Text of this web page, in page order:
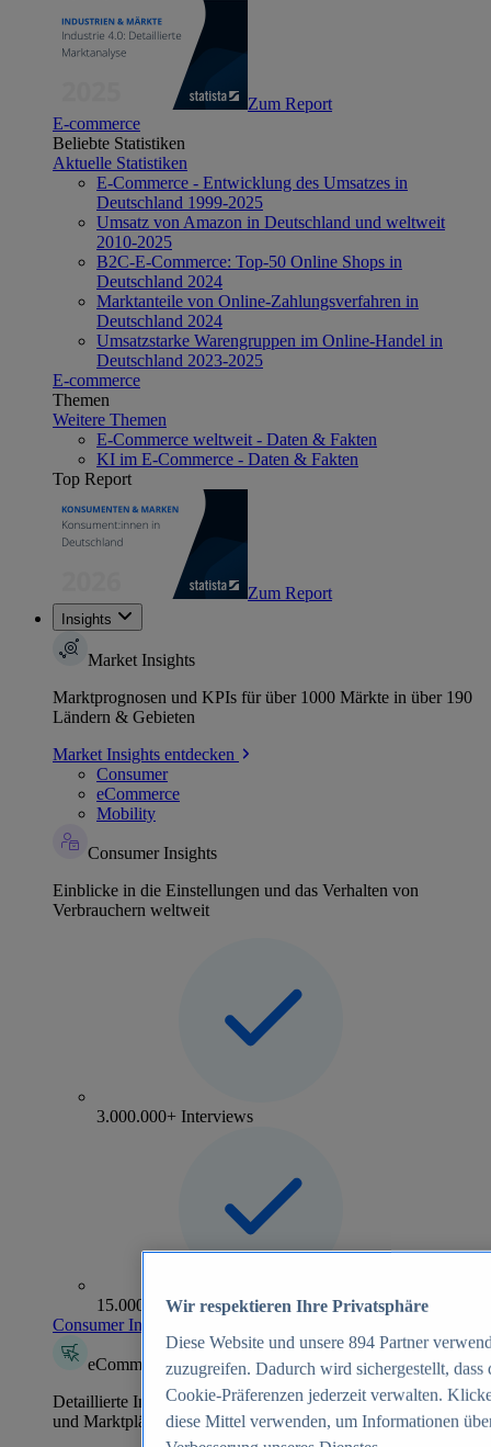
Zum Report
E-commerce
Beliebte Statistiken
Aktuelle Statistiken
E-Commerce - Entwicklung des Umsatzes in
Deutschland 1999-2025
Umsatz von Amazon in Deutschland und weltweit
2010-2025
B2C-E-Commerce: Top-50 Online Shops in
Deutschland 2024
Marktanteile von Online-Zahlungsverfahren in
Deutschland 2024
Umsatzstarke Warengruppen im Online-Handel in
Deutschland 2023-2025
E-commerce
Themen
Weitere Themen
E-Commerce weltweit - Daten & Fakten
KI im E-Commerce - Daten & Fakten
Top Report
Zum Report
Insights
Market Insights
Marktprognosen und KPIs für über 1000 Märkte in über 190
Ländern & Gebieten
Market Insights entdecken
Consumer
eCommerce
Mobility
Consumer Insights
Einblicke in die Einstellungen und das Verhalten von
Verbrauchern weltweit
3.000.000+ Interviews
15.000+ Marken
Consumer Insights entdecken
eCommerce Insights
Detaillierte Informationen zu mehr als 39.000 Online-Shops
und Marktplätzen
Wir respektieren Ihre Privatsphäre
Diese Website und unsere 894 Partner
zuzugreifen. Dadurch wird sichergestellt,
Cookie-Präferenzen jederzeit verwalten.
diese Mittel verwenden, um Informationen